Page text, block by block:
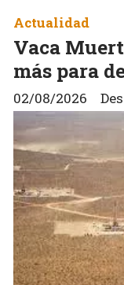
Vaca
más para
Actualidad
02/08/2026